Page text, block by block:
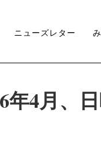
ニューズレター
年4月、